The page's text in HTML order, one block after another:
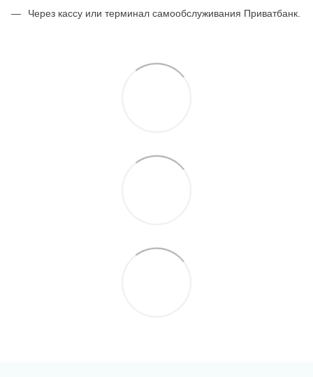
Через кассу или терминал самообслуживания Приватбанк.